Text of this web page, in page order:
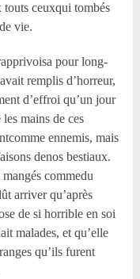
touts ceuxqui tombés
vie.
pour long-
remplis d’horreur,
d’effroi qu’un jour
mains de ces
ennemis, mais
denos bestiaux.
commedu
arriver qu’après
de si horrible en soi
malades, et qu’elle
qu’ils furent